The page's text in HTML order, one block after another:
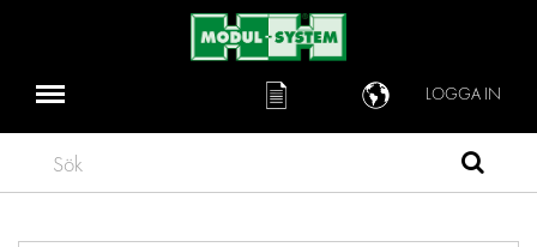
LOGGA IN
Sök